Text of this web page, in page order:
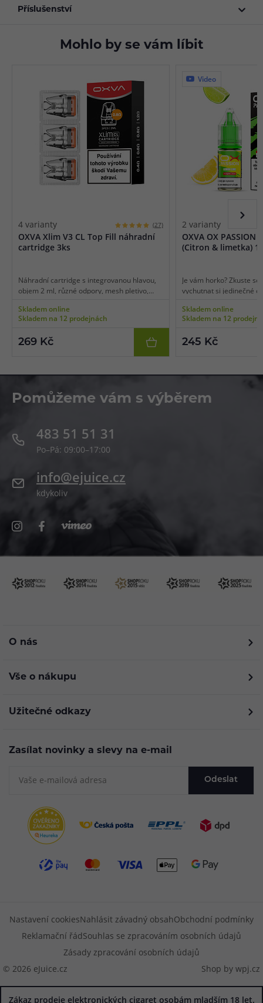
Příslušenství
Mohlo by se vám líbit
4 varianty (27)
OXVA Xlim V3 CL Top Fill náhradní
cartridge 3ks
Náhradní cartridge s integrovanou hlavou,
objem 2 ml, různé odpory, mesh pletivo,
MTL/RDL vaping, 3ks v balení.
Skladem online
Skladem na 12 prodejnách
269 Kč
Video
2 varianty
OXVA OX
(Citron & limetka)
Je vám horko? Zkuste
vychutnat si jedinečné
podobě plátků čerstvě
jeho typickou nakyslostí
trochou limetkové
Skladem online
Skladem na 12
245 Kč
Pomůžeme vám s výběrem
483 51 51 31
Po–Pá: 09:00–17:00
info@ejuice.cz
kdykoliv
O nás
Vše o nákupu
Užitečné odkazy
Zasílat novinky a slevy na e-mail
Odeslat
© 2026 eJuice.cz
Nastavení cookiesNahlásit závadný obsahObchodní podmínky
Reklamační řádSouhlas se zpracováním osobních údajů
Zásady zpracování osobních údajů
Shop by wpj.cz
Zákaz prodeje elektronických cigaret osobám mladším 18 let.